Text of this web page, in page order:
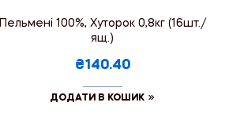
Пельмені 100%, Хуторок 0,8кг (16шт./
ящ.)
₴140.40
ДОДАТИ В КОШИК